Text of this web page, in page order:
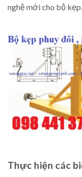
nghệ mới cho bộ kẹp.
Thực hiện các